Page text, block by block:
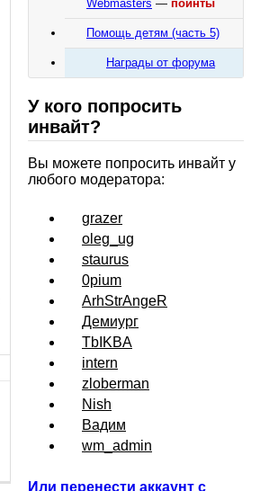
Webmasters — поинты
Помощь детям (часть 5)
Награды от форума
У кого попросить
инвайт?
Вы можете попросить инвайт у
любого модератора:
grazer
oleg_ug
staurus
0pium
ArhStrAngeR
Демиург
TbIKBA
intern
zloberman
Nish
Вадим
wm_admin
Или перенести аккаунт с